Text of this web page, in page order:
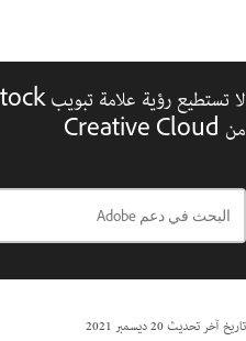
من Creative Cloud
تاريخ آخر تحديث20 ديسمبر 2021